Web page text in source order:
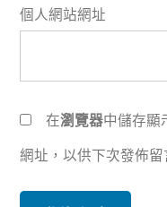
個人網站網址
在瀏覽器中儲存顯
網址，以供下次發佈留